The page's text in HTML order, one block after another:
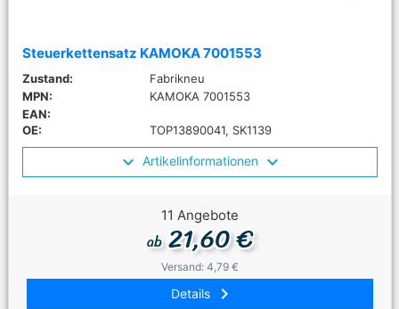
Steuerkettensatz KAMOKA 7001553
Zustand:
Fabrikneu
MPN:
KAMOKA 7001553
EAN:
OE:
TOP13890041, SK1139
Artikelinformationen
11 Angebote
ab21,60 €
Versand: 4,79 €
Details keyboard_arrow_right